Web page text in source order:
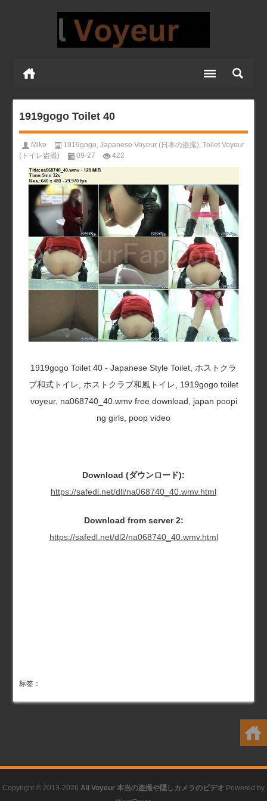
1919gogo Toilet 40
Mike 1919gogo ,Japanese Voyeur (日本の盗撮) ,Toilet Voyeur
(トイレ盗撮)
09-27 422
1919gogo Toilet 40 - Japanese Style Toilet, ホストクラ
ブ和式トイレ, ホストクラブ和風トイレ, 1919gogo toilet
voyeur, na068740_40.wmv free download, japan poopi
ng girls, poop video
Download (ダウンロード):
https://safedl.net/dll/na068740_40.wmv.html
Download from server 2:
https://safedl.net/dl2/na068740_40.wmv.html
标签：
Copyright © 2013-2026 All Voyeur 本当の盗撮や隠しカメラのビデオ Powered by